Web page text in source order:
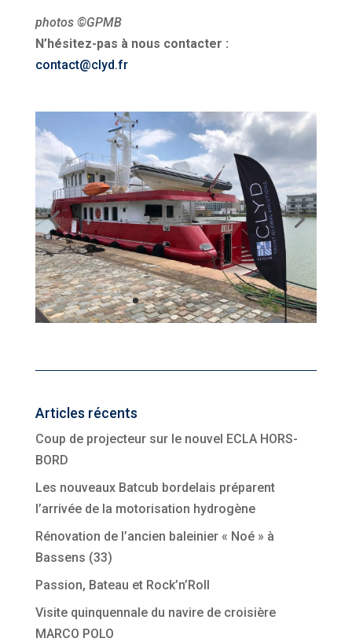
photos ©GPMB
N’hésitez-pas à nous contacter :
contact@clyd.fr
Articles récents
Coup de projecteur sur le nouvel ECLA HORS-
BORD
Les nouveaux Batcub bordelais préparent
l’arrivée de la motorisation hydrogène
Rénovation de l’ancien baleinier « Noé » à
Bassens (33)
Passion, Bateau et Rock’n’Roll
Visite quinquennale du navire de croisière
MARCO POLO